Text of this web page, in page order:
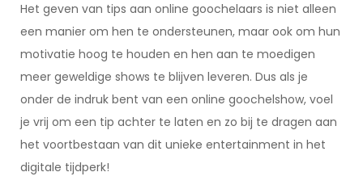
Het geven van tips aan online goochelaars is niet alleen
een manier om hen te ondersteunen, maar ook om hun
motivatie hoog te houden en hen aan te moedigen
meer geweldige shows te blijven leveren. Dus als je
onder de indruk bent van een online goochelshow, voel
je vrij om een tip achter te laten en zo bij te dragen aan
het voortbestaan van dit unieke entertainment in het
digitale tijdperk!